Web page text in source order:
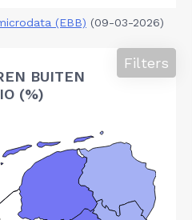
(EBB) (09-03-2026)
BUITEN
(%)
Filters